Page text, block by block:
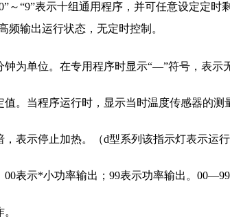
～“9”表示十组通用程序，并可任意设定定
频输出运行状态，无定时控制。
为单位。在专用程序时显示“—”符号，表示
。当程序运行时，显示当时温度传感器的测
表示停止加热。（d型系列该指示灯表示运行
表示*小功率输出；99表示功率输出。